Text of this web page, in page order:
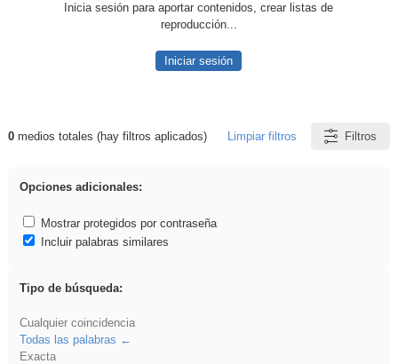
Inicia sesión para aportar contenidos, crear listas de
reproducción...
Iniciar sesión
Resultados de: ritmo
0medios totales (hay filtros aplicados) Limpiar filtros Filtros
Opciones adicionales:
Mostrar protegidos por contraseña
Incluir palabras similares
Tipo de búsqueda:
Cualquier coincidencia
Todas las palabras
Exacta